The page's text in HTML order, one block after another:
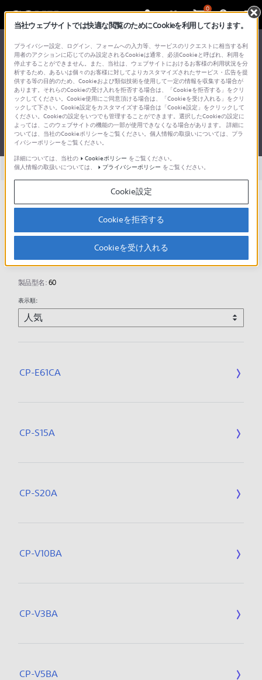
0
総合サポート・お問い合わせ アクセサリー
アクセサリー （モバイルバッ
テリー）
製品型名を調べる方法
全て ダウンロード 取扱説明書 Q&A
取扱説明書やヘルプガイド、PDF書類を見るには、リストからお
製品型名:60
表示順:
CP-E61CA
CP-S15A
CP-S20A
CP-V10BA
CP-V3BA
CP-V5BA
当社ウェブサイトでは快適な閲覧のためにCookieを利用しております。
プライバシー設定、ログイン、フォームへの入力等、サービスのリクエストに相当する利
用者のアクションに応じてのみ設定されるCookieは通常、必須Cookieと呼ばれ、利用を
停止することができません。また、当社は、ウェブサイトにおけるお客様の利用状況を分
析するため、あるいは個々のお客様に対してよりカスタマイズされたサービス・広告を提
供する等の目的のため、Cookieおよび類似技術を使用して一定の情報を収集する場合が
あります。それらのCookieの受け入れを拒否する場合は、「Cookieを拒否する」をクリ
ックしてください。Cookie使用にご同意頂ける場合は、「Cookieを受け入れる」をクリ
ックして下さい。Cookie設定をカスタマイズする場合は「Cookie設定」をクリックして
ください。Cookieの設定をいつでも管理することができます。選択したCookieの設定に
よっては、このウェブサイトの機能の一部が使用できなくなる場合があります。 詳細に
ついては、当社のCookieポリシーをご覧ください。個人情報の取扱いについては、プラ
イバシーポリシーをご覧ください。
詳細については、当社の
Cookieポリシー をご覧ください。
個人情報の取扱いについては、
プライバシーポリシー をご覧ください。
Cookie設定
Cookieを拒否する
Cookieを受け入れる